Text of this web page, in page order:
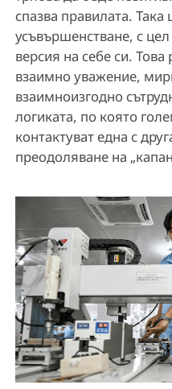
спазва правилата.
усъвършенстване, с
версия на себе си.
взаимно уважение,
взаимноизгодно
логиката, по която
контактуват една с
преодоляване на